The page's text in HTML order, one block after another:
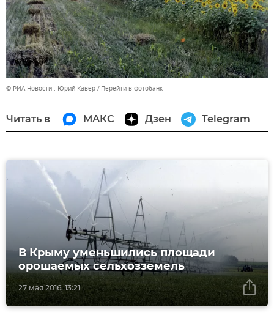
© РИА Новости . Юрий Кавер Перейти в фотобанк
Читать в МАКС Дзен Telegram
27 мая 2016, 13:21
В Крыму уменьшились площади
орошаемых сельхозземель